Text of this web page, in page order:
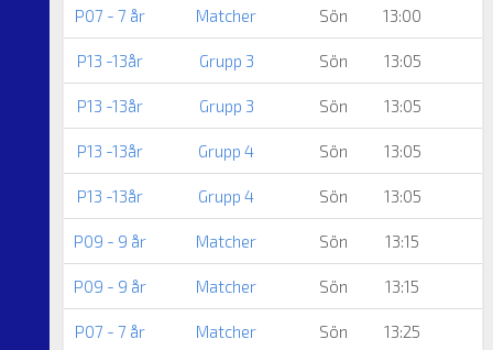
P07 - 7 år Matcher Sön 13:00
P13 -13år Grupp 3 Sön 13:05
P13 -13år Grupp 3 Sön 13:05
P13 -13år Grupp 4 Sön 13:05
P13 -13år Grupp 4 Sön 13:05
P09 - 9 år Matcher Sön 13:15
P09 - 9 år Matcher Sön 13:15
P07 - 7 år Matcher Sön 13:25